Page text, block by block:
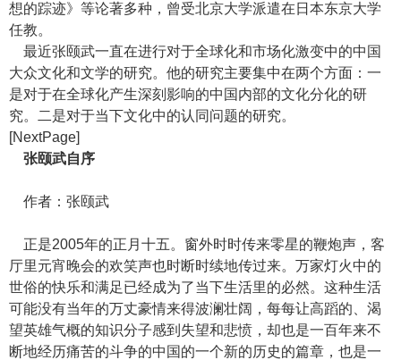
想的踪迹》等论著多种，曾受北京大学派遣在日本东京大学
任教。
最近张颐武一直在进行对于全球化和市场化激变中的中国
大众文化和文学的研究。他的研究主要集中在两个方面：一
是对于在全球化产生深刻影响的中国内部的文化分化的研
究。二是对于当下文化中的认同问题的研究。
[NextPage]
张颐武自序
作者：张颐武
正是2005年的正月十五。窗外时时传来零星的鞭炮声，客
厅里元宵晚会的欢笑声也时断时续地传过来。万家灯火中的
世俗的快乐和满足已经成为了当下生活里的必然。这种生活
可能没有当年的万丈豪情来得波澜壮阔，每每让高蹈的、渴
望英雄气概的知识分子感到失望和悲愤，却也是一百年来不
断地经历痛苦的斗争的中国的一个新的历史的篇章，也是一